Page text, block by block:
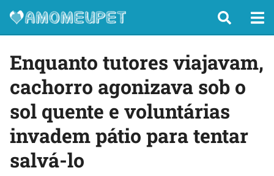
Enquanto tutores viajavam,
cachorro agonizava sob o
sol quente e voluntárias
invadem pátio para tentar
salvá-lo